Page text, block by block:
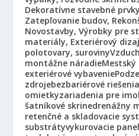
Dekoratívne stavebné
Zatepľovanie budov,
Novostavby, Výrobky pre
materiály, Exteriérový
polotovary, suroviny
montážne náradie
exteriérové vybavenie
zdrojebezbariérové riešenia
omietkyzariadenia pre
šatníkové skrinedrenážny
retenčné a skladovacie
substrátyvykurovacie